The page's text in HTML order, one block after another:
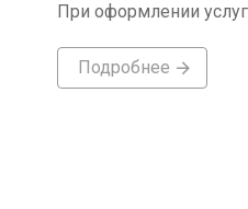
При оформлении
Подробнее